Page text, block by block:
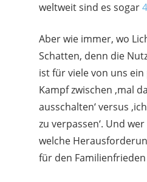
weltweit sind es sogar
Aber wie immer, wo
Schatten, denn die
ist für viele von uns
Kampf zwischen ‚mal
ausschalten‘ versus
zu verpassen‘. Und
welche
für den